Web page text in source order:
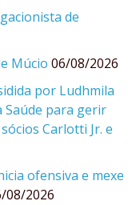
de
Múcio 06/08/2026
por Ludhmila
Saúde para gerir
Carlotti Jr. e
ofensiva e mexe
08/2026